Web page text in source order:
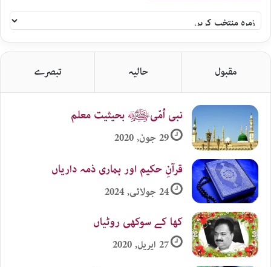
سلام
اردو
زمرہ
جات
مقبول حالیہ تبصرے
نبی اُمّیﷺ بحیثیت معلم
29 جون, 2020
قرآنِ حکیم اور ہماری ذمہ داریاں
24 جولائی, 2024
کھا کے سوکھی روٹیاں
27 اپریل, 2020